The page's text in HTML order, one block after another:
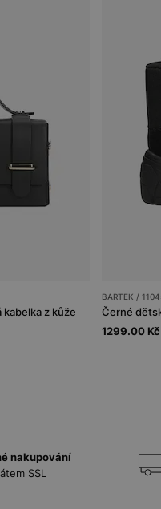
kabelka z kůže
BARTEK /
Černé
1299.00 Kč
nakupování
SSL